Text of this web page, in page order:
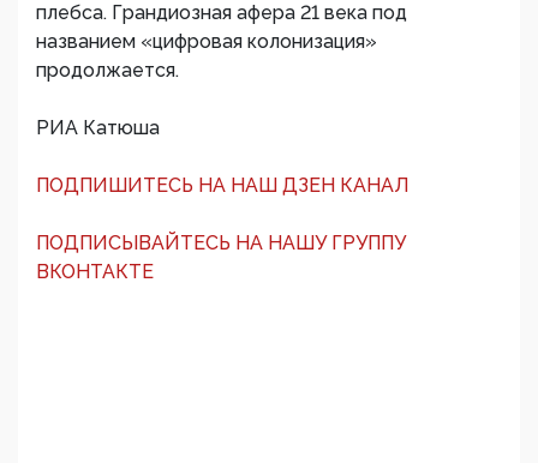
плебса. Грандиозная афера 21 века под
названием «цифровая колонизация»
продолжается.
РИА Катюша
ПОДПИШИТЕСЬ НА НАШ ДЗЕН КАНАЛ
ПОДПИСЫВАЙТЕСЬ НА НАШУ ГРУППУ
ВКОНТАКТЕ